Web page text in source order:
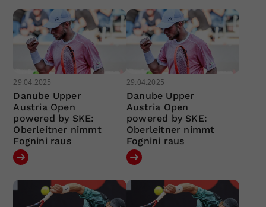
29.04.2025
Danube Upper
Austria Open
powered by SKE:
Oberleitner nimmt
Fognini raus
29.04.2025
Danube Upper
Austria Open
powered by SKE:
Oberleitner nimmt
Fognini raus